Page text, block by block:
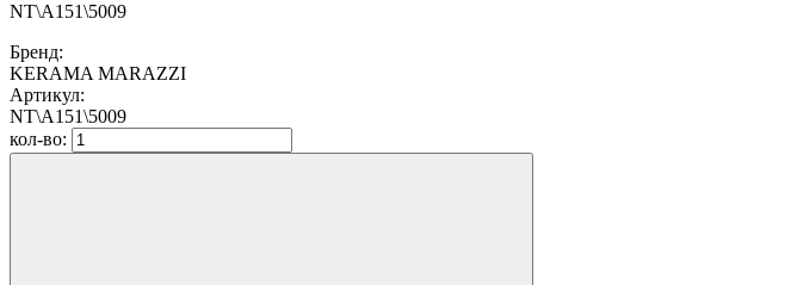
NT\A151\5009
Бренд:
KERAMA MARAZZI
Артикул:
NT\A151\5009
кол-во: